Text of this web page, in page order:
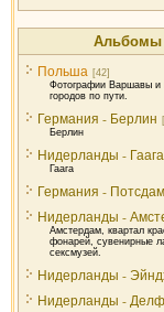
Альбомы
Польша [42]
Фотографии Варшавы и
городов по пути.
Германия - Берлин
Берлин
Нидерланды - Гаага
Гаага
Германия - Потсдам
Нидерланды -
Амстердам, квартал
фонарей, сувенирные
сексмузей.
Нидерланды -
Нидерланды -